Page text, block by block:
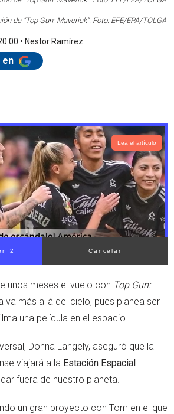
de "Top Gun: Maverick". Foto: EFE/EPA/TOLGA
• Nestor Ramírez
en
Lea el artículo
2 Cancelar
unos meses el vuelo con Top Gun:
va más allá del cielo, pues planea ser
una película en el espacio.
Donna Langely, aseguró que la
viajará a la Estación Espacial
fuera de nuestro planeta.
un gran proyecto con Tom en el que